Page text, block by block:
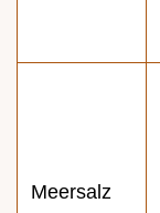
Meersalz